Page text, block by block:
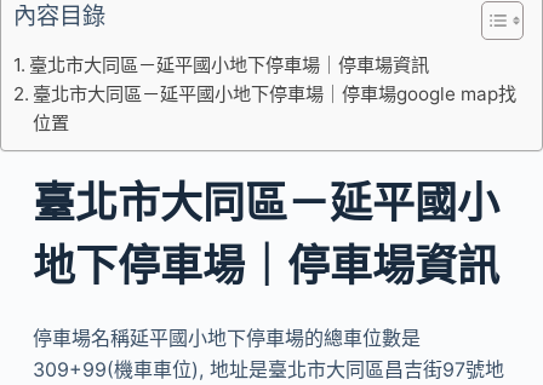
內容目錄
臺北市大同區－延平國小地下停車場｜停車場資訊
臺北市大同區－延平國小地下停車場｜停車場google map找
位置
臺北市大同區－延平國小
地下停車場｜停車場資訊
停車場名稱延平國小地下停車場的總車位數是
309+99(機車車位), 地址是臺北市大同區昌吉街97號地